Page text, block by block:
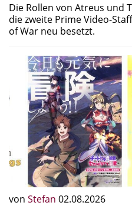
Die Rollen von Atreus und
die zweite Prime Video-
of War neu besetzt.
von Stefan 02.08.2026